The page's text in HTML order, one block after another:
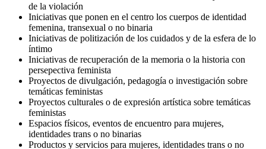
de la violación
Iniciativas que ponen en el centro los cuerpos de identidad
femenina, transexual o no binaria
Iniciativas de politización de los cuidados y de la esfera de lo
íntimo
Iniciativas de recuperación de la memoria o la historia con
persepectiva feminista
Proyectos de divulgación, pedagogía o investigación sobre
temáticas feministas
Proyectos culturales o de expresión artística sobre temáticas
feministas
Espacios físicos, eventos de encuentro para mujeres,
identidades trans o no binarias
Productos y servicios para mujeres, identidades trans o no